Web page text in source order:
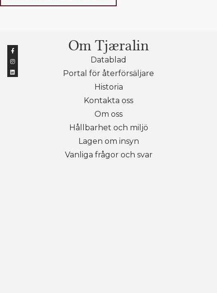
Om Tjæralin
Datablad
Portal för återförsäljare
Historia
Kontakta oss
Om oss
Hållbarhet och miljö
Lagen om insyn
Vanliga frågor och svar